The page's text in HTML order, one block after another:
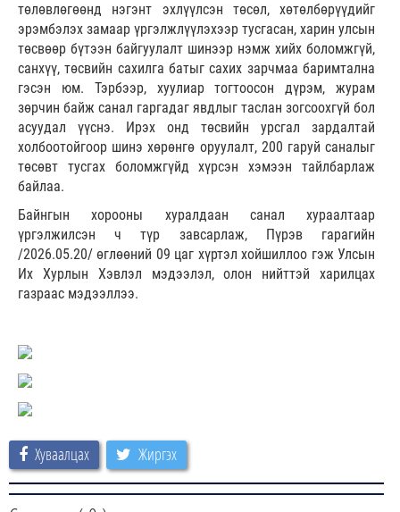
төлөвлөгөөнд нэгэнт эхлүүлсэн төсөл, хөтөлбөрүүдийг
эрэмбэлэх замаар үргэлжлүүлэхээр тусгасан, харин улсын
төсвөөр бүтээн байгуулалт шинээр нэмж хийх боломжгүй,
санхүү, төсвийн сахилга батыг сахих зарчмаа баримтална
гэсэн юм. Тэрбээр, хуулиар тогтоосон дүрэм, журам
зөрчин байж санал гаргадаг явдлыг таслан зогсоохгүй бол
асуудал үүснэ. Ирэх онд төсвийн урсгал зардалтай
холбоотойгоор шинэ хөрөнгө оруулалт, 200 гаруй саналыг
төсөвт тусгах боломжгүйд хүрсэн хэмээн тайлбарлаж
байлаа.
Байнгын хорооны хуралдаан санал хураалтаар
үргэлжилсэн ч түр завсарлаж, Пүрэв гарагийн
/2026.05.20/ өглөөний 09 цаг хүртэл хойшиллоо гэж Улсын
Их Хурлын Хэвлэл мэдээлэл, олон нийттэй харилцах
газраас мэдээллээ.
Хуваалцах Жиргэх